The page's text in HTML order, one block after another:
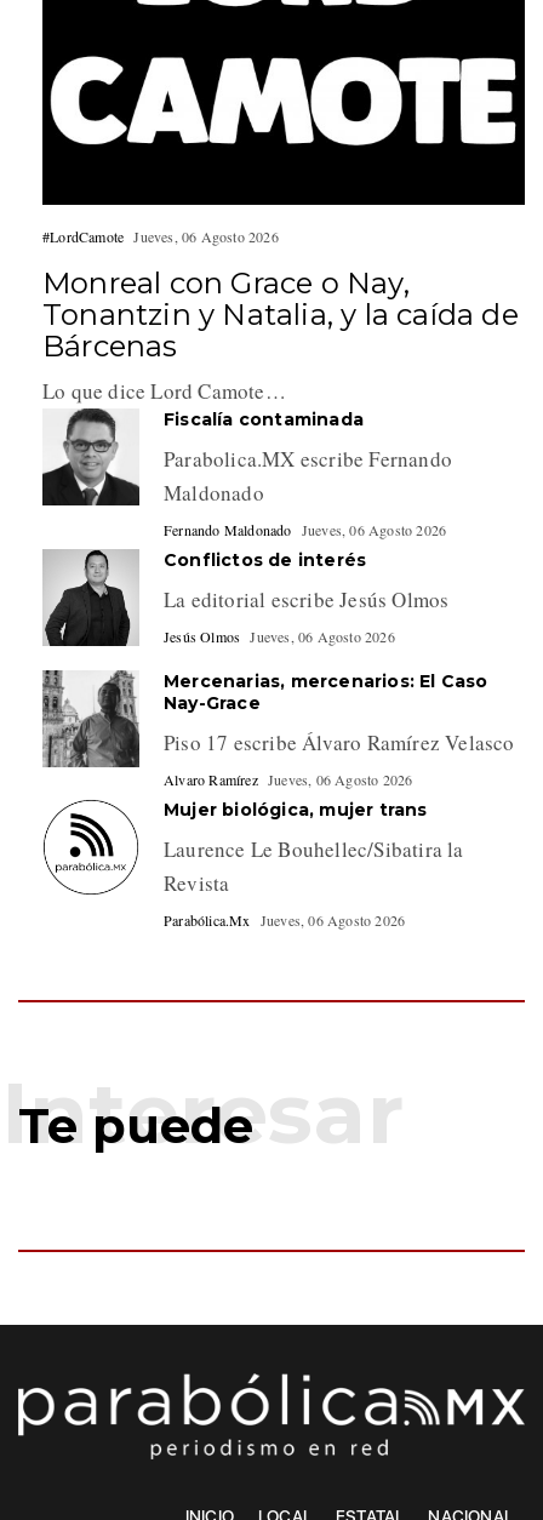
#LordCamote Jueves, 06 Agosto 2026
Monreal con Grace o Nay,
Tonantzin y Natalia, y la caída de
Bárcenas
Lo que dice Lord Camote…
Fiscalía contaminada
Parabolica.MX escribe Fernando
Maldonado
Fernando Maldonado Jueves, 06 Agosto 2026
Conflictos de interés
La editorial escribe Jesús Olmos
Jesús Olmos Jueves, 06 Agosto 2026
Mercenarias, mercenarios: El Caso
Nay-Grace
Piso 17 escribe Álvaro Ramírez Velasco
Alvaro Ramírez Jueves, 06 Agosto 2026
Mujer biológica, mujer trans
Laurence Le Bouhellec/Sibatira la
Revista
Parabólica.Mx Jueves, 06 Agosto 2026
Te puede